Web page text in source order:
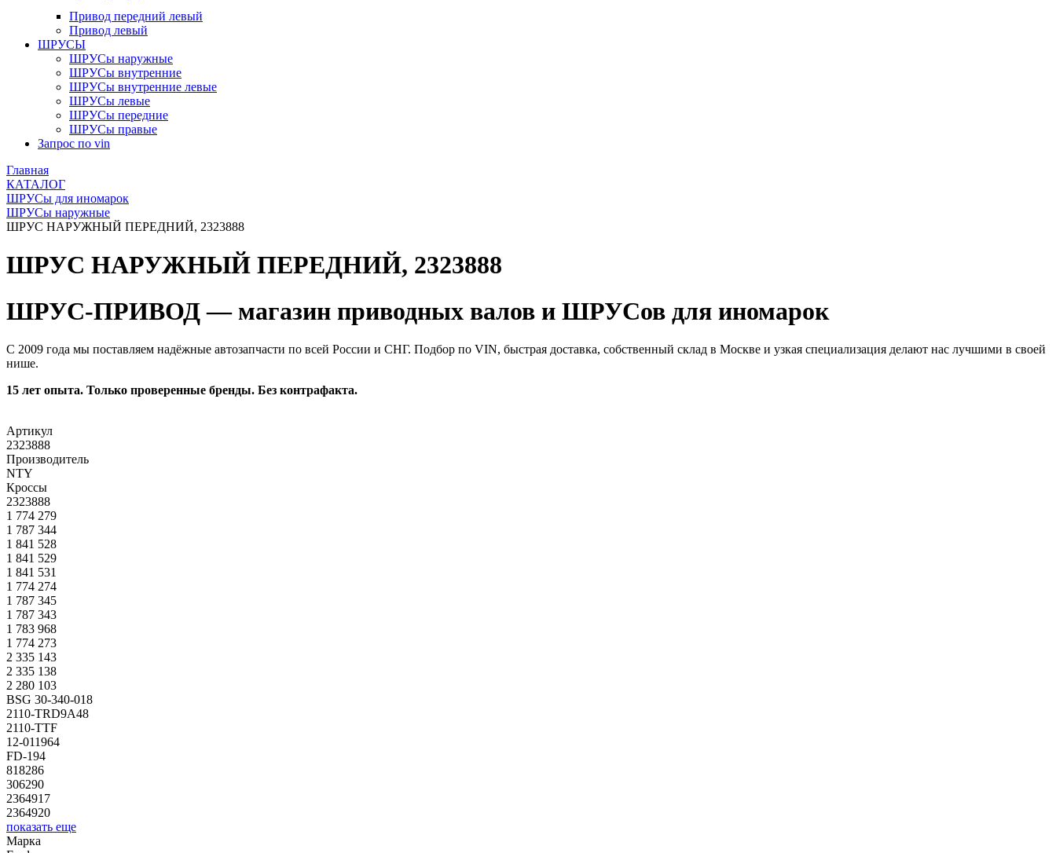
Привод передний левый
Привод левый
ШРУСЫ
ШРУСы наружные
ШРУСы внутренние
ШРУСы внутренние левые
ШРУСы левые
ШРУСы передние
ШРУСы правые
Запрос по vin
Главная
КАТАЛОГ
ШРУСы для иномарок
ШРУСы наружные
ШРУС НАРУЖНЫЙ ПЕРЕДНИЙ, 2323888
ШРУС НАРУЖНЫЙ ПЕРЕДНИЙ, 2323888
ШРУС-ПРИВОД — магазин приводных валов и ШРУСов для иномарок
С 2009 года мы поставляем надёжные автозапчасти по всей России и СНГ. Подбор по VIN, быстрая доставка, собственный склад в Москве и узкая специализация делают нас лучшими в своей
нише.
15 лет опыта. Только проверенные бренды. Без контрафакта.
Артикул
2323888
Производитель
NTY
Кроссы
2323888
1 774 279
1 787 344
1 841 528
1 841 529
1 841 531
1 774 274
1 787 345
1 787 343
1 783 968
1 774 273
2 335 143
2 335 138
2 280 103
BSG 30-340-018
2110-TRD9A48
2110-TTF
12-011964
FD-194
818286
306290
2364917
2364920
показать еще
Марка